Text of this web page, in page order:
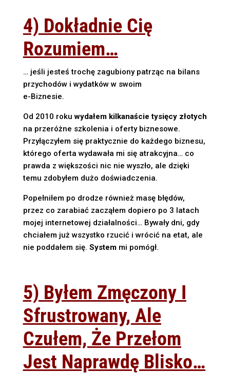
4) Dokładnie Cię
Rozumiem…
… jeśli jesteś trochę zagubiony patrząc na bilans
przychodów i wydatków w swoim
e-Biznesie.
Od 2010 rokuwydałem kilkanaście tysięcy złotych
na przeróżne szkolenia i oferty biznesowe.
Przyłączyłem się praktycznie do każdego biznesu,
którego oferta wydawała mi się atrakcyjna… co
prawda z większości nic nie wyszło, ale dzięki
temu zdobyłem dużo doświadczenia.
Popełniłem po drodze również masę błędów,
przez co zarabiać zacząłem dopiero po 3 latach
mojej internetowej działalności… Bywały dni, gdy
chciałem już wszystko rzucić i wrócić na etat, ale
nie poddałem się. Systemmi pomógł.
5) Byłem Zmęczony I
Sfrustrowany, Ale
Czułem, Że Przełom
Jest Naprawdę Blisko…